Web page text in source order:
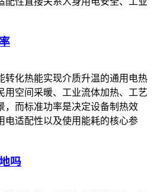
转化热能实现介质升温的通用电热
用空间采暖、工业流体加热、工艺
，而标准功率是决定设备制热效
电适配性以及使用能耗的核心参
吗